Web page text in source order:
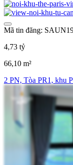
Mã tin đăng:
4,73 tỷ
66,10 m²
2 PN, Tòa PR1, khu